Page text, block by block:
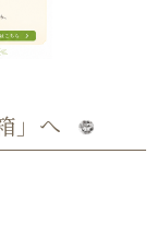
」へ